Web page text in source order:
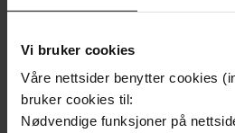
Vi bruker cookies
Våre nettsider benytter cookies
bruker cookies til:
Nødvendige funksjoner på